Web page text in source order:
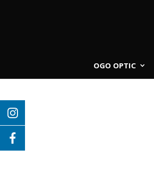
OGO OPTIC